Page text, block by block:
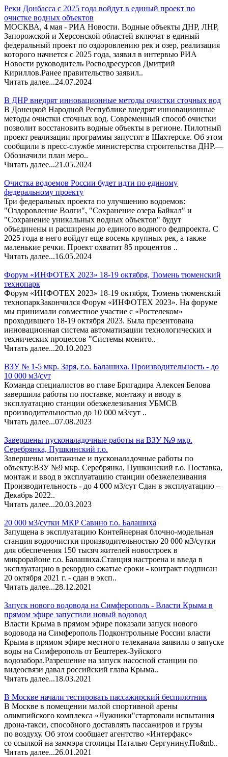
Реки Донбасса с 2025 года войдут в единый проект по
очистке водных объектов
МОСКВА, 4 мая - РИА Новости. Водные объекты ДНР, ЛНР,
Запорожской и Херсонской областей включат в единый
федеральный проект по оздоровлению рек и озер, реализация
которого начнется с 2025 года, заявил в интервью РИА
Новости руководитель Росводресурсов Дмитрий
Кириллов.Ранее правительство заявил..
Читать далее...24.07.2024
В ДНР внедрят инновационные методы очистки сточных вод
В Донецкой Народной Республике внедрят инновационные
методы очистки сточных вод. Современный способ очистки
позволит восстановить водные объекты в регионе. Пилотный
проект реализации программы запустят в Шахтерске. Об этом
сообщили в пресс-службе министерства строительства ДНР.—
Обозначили план меро..
Читать далее...21.05.2024
Очистка водоемов России будет идти по единому
федеральному проекту
Три федеральных проекта по улучшению водоемов:
"Оздоровление Волги", "Сохранение озера Байкал" и
"Сохранение уникальных водных объектов" будут
объединены и расширены до единого водного федпроекта. С
2025 года в него войдут еще восемь крупных рек, а также
маленькие речки. Проект охватит 85 процентов ..
Читать далее...16.05.2024
Форум «ИНФОТЕХ 2023» 18-19 октября, Тюмень тюменский
технопарк
Форум «ИНФОТЕХ 2023» 18-19 октября, Тюмень тюменский
технопаркЗакончился Форум «ИНФОТЕХ 2023». На форуме
мы принимали совместное участие с «Ростелеком»
проходившего 18-19 октября 2023. Была презентована
инновационная система автоматизации технологических и
технических процессов "Системы монито..
Читать далее...20.10.2023
ВЗУ № 1-5 мкр. Заря, г.о. Балашиха. Производительность - до
10 000 м3/сут
Команда специалистов во главе Бригадира Алексея Белова
завершила работы по поставке, монтажу и вводу в
эксплуатацию станции обезжелезивания УБМСВ
производительностью до 10 000 м3/сут ..
Читать далее...07.08.2023
Завершены пусконаладочные работы на ВЗУ №9 мкр.
Серебрянка, Пушкинский г.о.
Завершены монтажные и пусконаладочные работы по
объекту:ВЗУ №9 мкр. Серебрянка, Пушкинский г.о. Поставка,
монтаж и ввод в эксплуатацию станции обезжелезивания
Производительность - до 4 000 м3/сут Сдан в эксплуатацию –
Декабрь 2022..
Читать далее...20.03.2023
20 000 м3/сутки МКР Савино г.о. Балашиха
Запущена в эксплуатацию Контейнерная блочно-модельная
станция водоочистки производительностью 20 000 м3/сутки
для обеспечения 150 тысяч жителей новостроек в
микрорайоне г.о. Балашиха.Станция настроена и введа в
эксплуатацию в рекордно сжатые сроки - контракт подписан
20 октября 2021 г. - сдан в эксп..
Читать далее...28.12.2021
Запуск нового водовода на Симферополь - Власти Крыма в
прямом эфире запустили новый водовод
Власти Крыма в прямом эфире показали запуск нового
водовода на Симферополь Подконтрольные России власти
Крыма в прямом эфире местного телеканала заявили о запуске
воды на Симферополь от Бештерек-Зуйского
водозабора.Разрешение на запуск насосной станции по
видеосвязи давал российский глава Крыма..
Читать далее...18.03.2021
В Москве начали тестировать пассажирский беспилотник
В Москве в помещении малой спортивной арены
олимпийского комплекса «Лужники"стартовали испытания
дрона-такси, способного доставлять пассажиров и грузы
по воздуху. Об этом сообщает агентство «Интерфакс»
со ссылкой на заммэра столицы Наталью Сергунину.По&nb..
Читать далее...26.01.2021